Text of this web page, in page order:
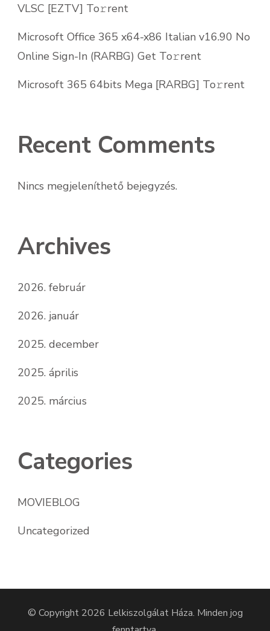
VLSC [EZTV] To𝚛rent
Microsoft Office 365 x64-x86 Italian v16.90 No
Online Sign-In (RARBG) Get To𝚛rent
Microsoft 365 64bits Mega [RARBG] To𝚛rent
Recent Comments
Nincs megjeleníthető bejegyzés.
Archives
2026. február
2026. január
2025. december
2025. április
2025. március
Categories
MOVIEBLOG
Uncategorized
© Copyright 2026 Lelkiszolgálat Háza. Minden jog